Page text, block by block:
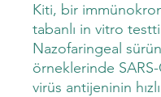
Kiti, bir
tabanlı in vitro
Nazofaringeal
örneklerinde
virüs antijeninin